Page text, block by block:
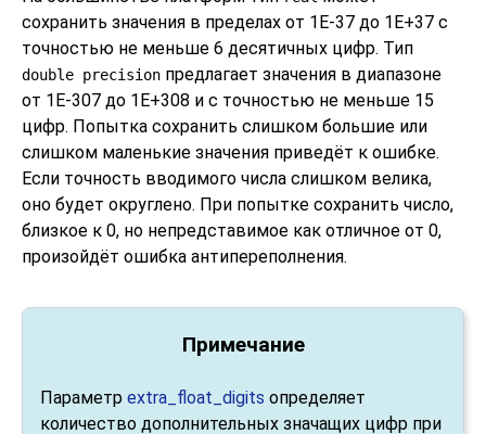
сохранить значения в пределах от 1E-37 до 1E+37 с
точностью не меньше 6 десятичных цифр. Тип
double precision предлагает значения в диапазоне
от 1E-307 до 1E+308 и с точностью не меньше 15
цифр. Попытка сохранить слишком большие или
слишком маленькие значения приведёт к ошибке.
Если точность вводимого числа слишком велика,
оно будет округлено. При попытке сохранить число,
близкое к 0, но непредставимое как отличное от 0,
произойдёт ошибка антипереполнения.
Примечание
Параметр extra_float_digits определяет
количество дополнительных значащих цифр при